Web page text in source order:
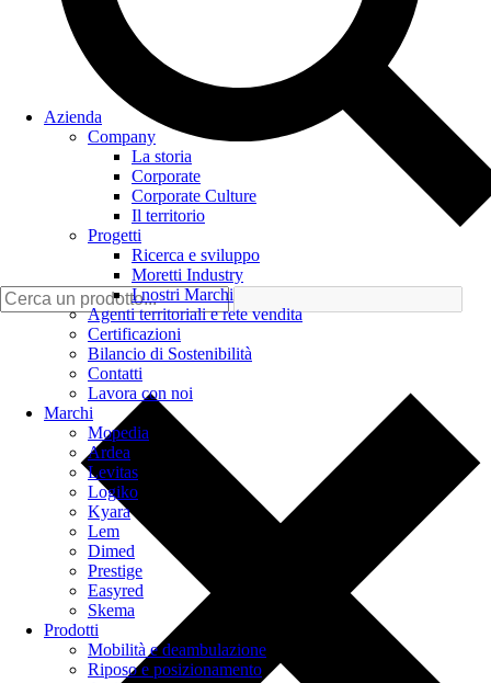
Azienda
Company
La storia
Corporate
Corporate Culture
Il territorio
Progetti
Ricerca e sviluppo
Moretti Industry
I nostri Marchi
Agenti territoriali e rete vendita
Certificazioni
Bilancio di Sostenibilità
Contatti
Lavora con noi
Marchi
Mopedia
Ardea
Levitas
Logiko
Kyara
Lem
Dimed
Prestige
Easyred
Skema
Prodotti
Mobilità e deambulazione
Riposo e posizionamento